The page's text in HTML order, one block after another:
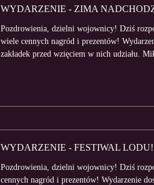
WYDARZENIE - ZIMA
Pozdrowienia, dzielni wojownicy! Dziś
wiele cennych nagród i prezentów!
zakładek przed wzięciem w nich udziału.
WYDARZENIE - FESTIWAL LODU!
Pozdrowienia, dzielni wojownicy! Dziś
cennych nagród i prezentów! Wydarzenie